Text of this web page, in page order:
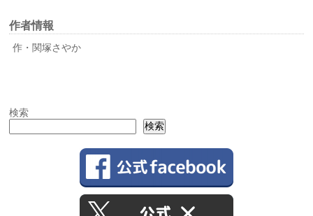
作者情報
作・関塚さやか
検索
検索